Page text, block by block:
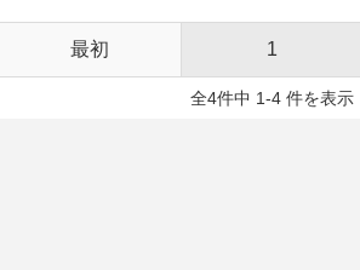
最初 1
全4件中 1-4 件を表示